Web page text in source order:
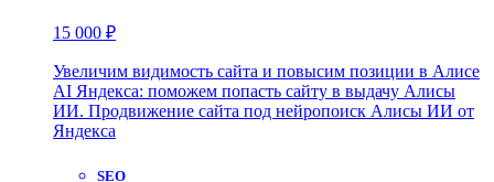
15 000 ₽
Увеличим видимость сайта и повысим позиции в Алисе
AI Яндекса: поможем попасть сайту в выдачу Алисы
ИИ. Продвижение сайта под нейропоиск Алисы ИИ от
Яндекса
SEO